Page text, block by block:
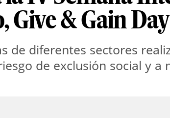
Give & Gain
de diferentes sectores
de exclusión social y